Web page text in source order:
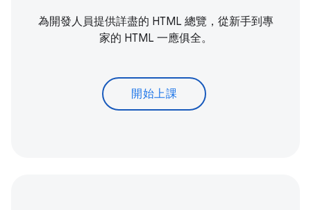
為開發人員提供詳盡的 HTML 總覽，從新手到專
家的 HTML 一應俱全。
開始上課